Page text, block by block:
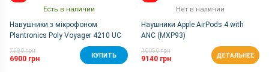
Есть в наличии
Навушники з мікрофоном
Plantronics Poly Voyager 4210 UC
USB-C
7590 грн
6900 грн КУПИТЬ
Нет в наличии
Наушники Apple AirPods 4 with
ANC (MXP93)
10050 грн
9140 грн ДЕТАЛЬНЕЕ